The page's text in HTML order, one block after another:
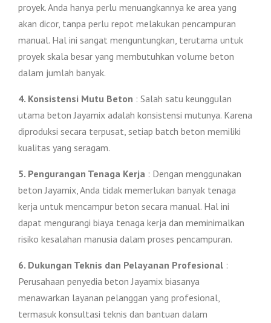
proyek. Anda hanya perlu menuangkannya ke area yang
akan dicor, tanpa perlu repot melakukan pencampuran
manual. Hal ini sangat menguntungkan, terutama untuk
proyek skala besar yang membutuhkan volume beton
dalam jumlah banyak.
4. Konsistensi Mutu Beton : Salah satu keunggulan
utama beton Jayamix adalah konsistensi mutunya. Karena
diproduksi secara terpusat, setiap batch beton memiliki
kualitas yang seragam.
5. Pengurangan Tenaga Kerja : Dengan menggunakan
beton Jayamix, Anda tidak memerlukan banyak tenaga
kerja untuk mencampur beton secara manual. Hal ini
dapat mengurangi biaya tenaga kerja dan meminimalkan
risiko kesalahan manusia dalam proses pencampuran.
6. Dukungan Teknis dan Pelayanan Profesional :
Perusahaan penyedia beton Jayamix biasanya
menawarkan layanan pelanggan yang profesional,
termasuk konsultasi teknis dan bantuan dalam